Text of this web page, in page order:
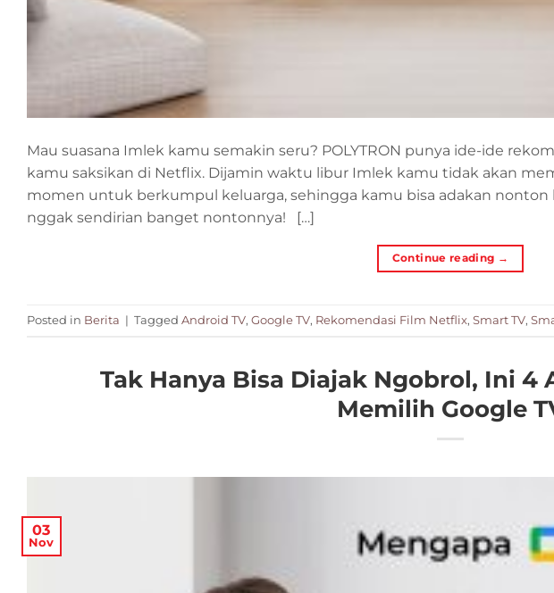
Mau suasana Imlek kamu semakin seru? POLYTRON punya ide-ide
kamu saksikan di Netflix. Dijamin waktu libur Imlek kamu tidak akan
momen untuk berkumpul keluarga, sehingga kamu bisa adakan nonton
nggak sendirian banget nontonnya! […]
Continue reading →
Posted in Berita | Tagged Android TV, Google TV, Rekomendasi Film Netflix, Smart TV,
Tak Hanya Bisa Diajak Ngobrol, Ini 4
Memilih Google
03
Nov